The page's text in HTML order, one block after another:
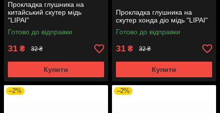
Прокладка глушника на
китайський скутер мідь
"LIPAI"
Готово до відправки
31 ₴ 32 ₴
Купити
Прокладка глушника на
скутер хонда діо мідь "LIPAI"
Готово до відправки
31 ₴ 32 ₴
Купити
–2% –2%